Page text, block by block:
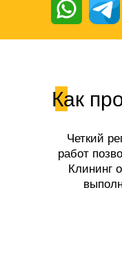
Как
Четкий
работ
Клининг